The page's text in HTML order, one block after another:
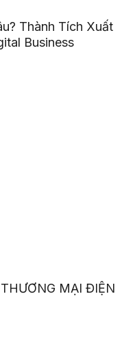
Thành Tích Xuất
Business
MẠI ĐIỆN